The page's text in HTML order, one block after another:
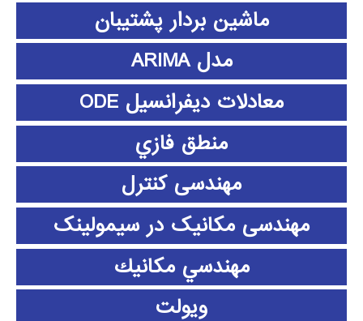
ماشین بردار پشتیبان
مدل ARIMA
معادلات دیفرانسیل ODE
منطق فازي
مهندسی کنترل
مهندسی مکانیک در سیمولینک
مهندسي مكانيك
ویولت